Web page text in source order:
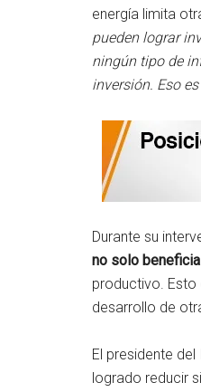
energía limita
pueden lograr
ningún tipo de
inversión. Eso
Durante su
no solo
productivo.
desarrollo de
El presidente
logrado reducir